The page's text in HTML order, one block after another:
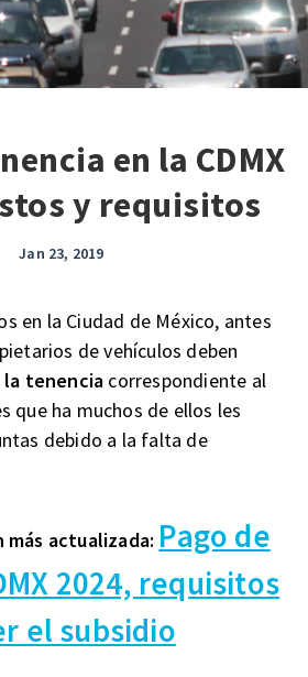
en la CDMX
y requisitos
Jan 23, 2019
en la Ciudad de México, antes
de vehículos deben
la tenencia correspondiente al
que ha muchos de ellos les
debido a la falta de
más actualizada: Pago de
2024, requisitos
el subsidio